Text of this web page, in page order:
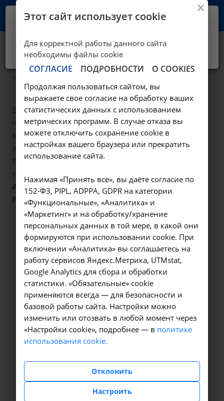
Скорая помощь
Врачи НИИ КЛИНИЧЕСКОЙ МЕДИЦИНЫ готовы
приехать к вам домой, оказать неотложную
медицинскую помощь, организовать стационар на
дому и, при необходимости, обеспечить
транспортировку в профильное лечебное
учреждение.
доступен для жителей Иркутска и Иркутского
района.
Скорая помощь
Вызов бригады скорой
Болит живот, резко поднялась температура? Срочно
осмотр, выпишет лекарства или организует
Ваш город -Иркутск?
Да, верно Нет, выбрать другой
Этот сайт использует cookie
Для корректной работы данного сайта
необходимы файлы cookie
СОГЛАСИЕ ПОДРОБНОСТИ О COOKIES
Продолжая пользоваться сайтом, вы
выражаете свое согласие на обработку ваших
статистических данных с использованием
метрических программ. В случае отказа вы
можете отключить сохранение cookie в
настройках вашего браузера или прекратить
использование сайта.
Нажимая «Принять все», вы даёте согласие по
152-ФЗ, PIPL, ADPPA, GDPR на категории
«Функциональные», «Аналитика» и
«Маркетинг» и на обработку/хранение
персональных данных в той мере, в какой они
формируются при использовании cookie. При
включении «Аналитика» вы соглашаетесь на
работу сервисов Яндекс.Метрика, UTMstat,
Google Analytics для сбора и обработки
статистики. «Обязательные» cookie
применяются всегда — для безопасности и
базовой работы сайта. Настройки можно
изменить или отозвать в любой момент через
«Настройки cookie», подробнее — в политике
использования cookie.
Отклонить
Настроить